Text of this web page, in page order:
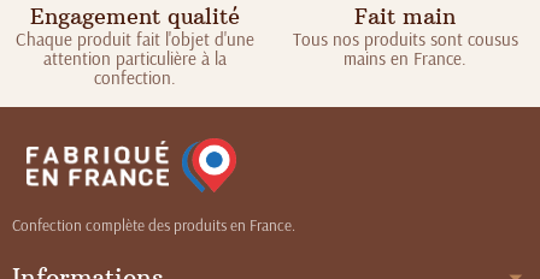
Engagement qualité
Chaque produit fait l'objet d'une
attention particulière à la
confection.
Fait main
Tous nos produits sont cousus
mains en France.
Confection complète des produits en France.